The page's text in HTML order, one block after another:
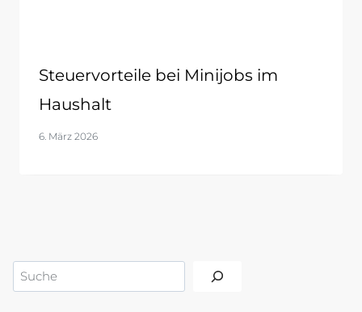
Steuervorteile bei Minijobs im
Haushalt
6. März 2026
Suchen